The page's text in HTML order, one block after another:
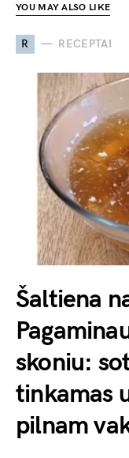
YOU MAY ALSO LIKE
R RECEPTAI
Šaltiena
skoniu:
tinkamas
pilnam